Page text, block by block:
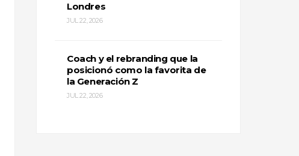
Londres
JUL 22, 2026
Coach y el rebranding que la
posicionó como la favorita de
la Generación Z
JUL 22, 2026